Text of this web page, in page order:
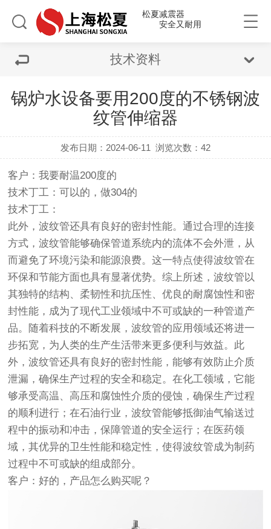
松夏减震器
安全又耐用
技术资料
锅炉水设备要用200度的不锈钢波
纹管伸缩器
发布日期：2024-06-11 浏览次数：42
客户：我要耐温200度的
技术丁工：可以的，做304的
技术丁工：
此外，波纹管还具有良好的密封性能。通过合理的连接
方式，波纹管能够确保管道系统内的流体不会外泄，从
而避免了环境污染和能源浪费。这一特点使得波纹管在
环保和节能方面也具有显著优势。综上所述，波纹管以
其独特的结构、柔韧性和抗压性、优良的耐腐蚀性和密
封性能，成为了现代工业领域中不可或缺的一种管道产
品。随着科技的不断发展，波纹管的应用领域还将进一
步拓宽，为人类的生产生活带来更多便利与效益。此
外，波纹管还具有良好的密封性能，能够有效防止介质
泄漏，确保生产过程的安全和稳定。在化工领域，它能
够承受高温、高压和腐蚀性介质的侵蚀，确保生产过程
的顺利进行；在石油行业，波纹管能够抵御油气输送过
程中的振动和冲击，保障管道的安全运行；在医药领
域，其优异的卫生性能和稳定性，使得波纹管成为制药
过程中不可或缺的组成部分。
客户：好的，产品怎么购买呢？